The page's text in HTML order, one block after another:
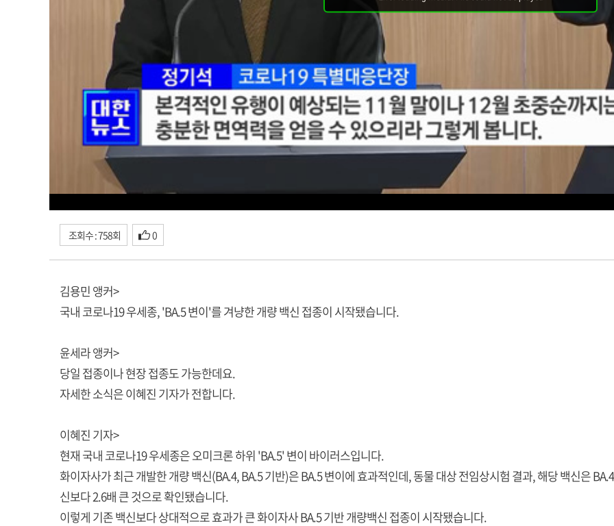
조회수 : 758회 0
김용민 앵커>
국내 코로나19 우세종, 'BA.5 변이'를 겨냥한 개량 백신 접종이 시작됐습니다.
윤세라 앵커>
당일 접종이나 현장 접종도 가능한데요.
자세한 소식은 이혜진 기자가 전합니다.
이혜진 기자>
현재 국내 코로나19 우세종은 오미크론 하위 'BA.5' 변이 바이러스입니다.
화이자사가 최근 개발한 개량 백신(BA.4, BA.5 기반)은 BA.5 변이에 효과적인데, 동물 대상 전임상시험 결과, 해당 백신은
신보다 2.6배 큰 것으로 확인됐습니다.
이렇게 기존 백신보다 상대적으로 효과가 큰 화이자사 BA.5 기반 개량백신 접종이 시작됐습니다.